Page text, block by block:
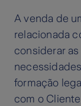
A venda de
relacionada
considerar
formação
com o